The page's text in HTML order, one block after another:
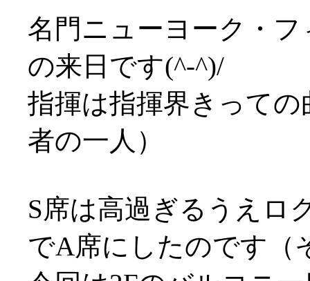
名門ニューヨーク・
の来日です(^-^)/
指揮は指揮界きって
者の一人）
S席は高過ぎるうえロ
でA席にしたのです（